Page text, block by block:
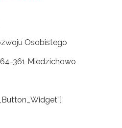
Osobistego
361 Miedzichowo